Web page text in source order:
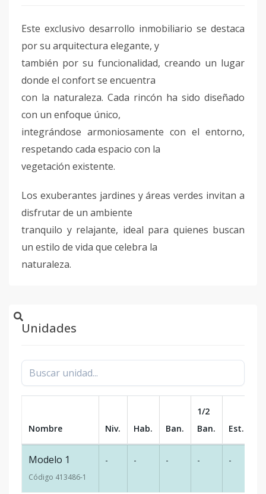
Este exclusivo desarrollo inmobiliario se destaca
por su arquitectura elegante, y
también por su funcionalidad, creando un lugar
donde el confort se encuentra
con la naturaleza. Cada rincón ha sido diseñado
con un enfoque único,
integrándose armoniosamente con el entorno,
respetando cada espacio con la
vegetación existente.
Los exuberantes jardines y áreas verdes invitan a
disfrutar de un ambiente
tranquilo y relajante, ideal para quienes buscan
un estilo de vida que celebra la
naturaleza.
Unidades
Nombre Niv. Hab. Ban.
1/2
Ban.
Est.
Modelo 1
Código 413486-1
- - - - -